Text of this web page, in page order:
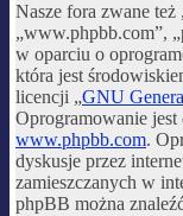
Nasze fora zwane też
„www.phpbb.com”,
w oparciu o
która jest
licencji „GNU
Oprogramowanie jest
www.phpbb.com.
dyskusje przez
zamieszczanych w
phpBB można